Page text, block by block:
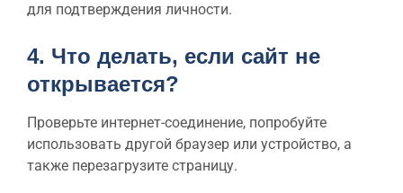
для подтверждения личности.
4. Что делать, если сайт не
открывается?
Проверьте интернет-соединение, попробуйте
использовать другой браузер или устройство, а
также перезагрузите страницу.